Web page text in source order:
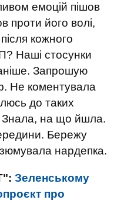
емоцій пішов
проти його волі,
кожного
Наші стосунки
Запрошую
Не коментувала
до таких
Знала, на що йшла.
Бережу
нардепка.
Зеленському
про